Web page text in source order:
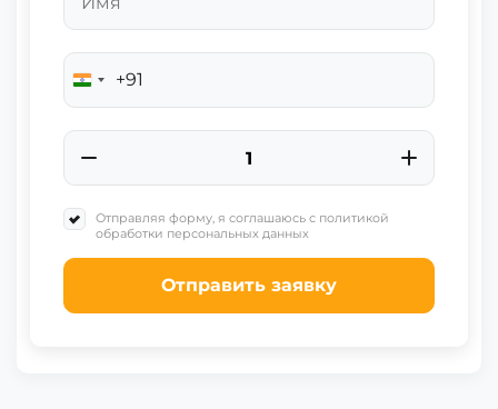
India
+91
+91
Отправляя форму, я соглашаюсь с политикой
обработки персональных данных
Отправить заявку